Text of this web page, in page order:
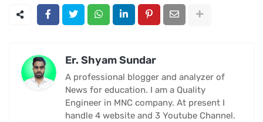
Er. Shyam Sundar
A professional blogger and analyzer of
News for education. I am a Quality
Engineer in MNC company. At present I
handle 4 website and 3 Youtube Channel.